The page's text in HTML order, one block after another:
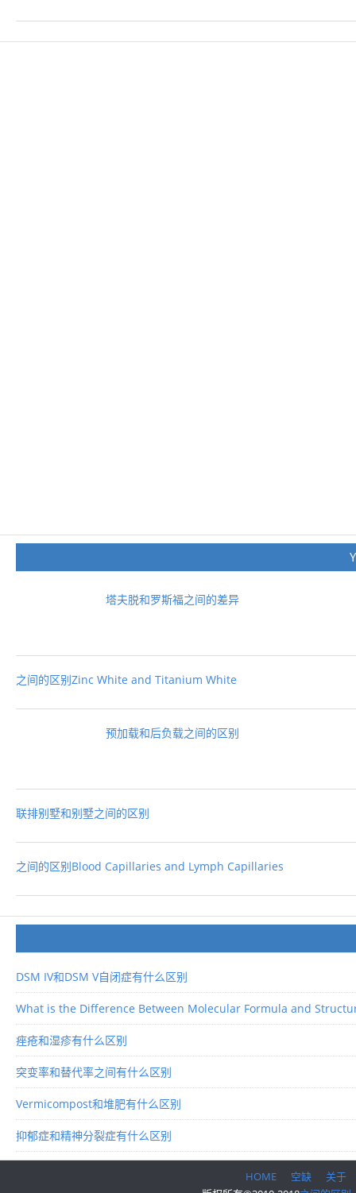
塔夫脱和罗斯福之间的差异
之间的区别Zinc White and Titanium White
预加载和后负载之间的区别
联排别墅和别墅之间的区别
之间的区别Blood Capillaries and Lymph Capillaries
DSM IV和DSM V自闭症有什么区别
What is the Difference Between Molecular Formula and
痤疮和湿疹有什么区别
突变率和替代率之间有什么区别
Vermicompost和堆肥有什么区别
抑郁症和精神分裂症有什么区别
HOME 空缺
关于